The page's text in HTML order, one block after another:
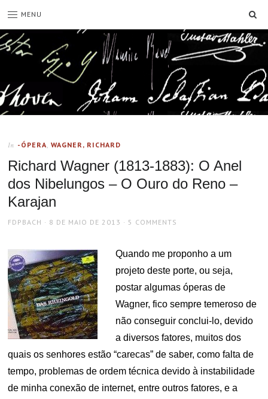
MENU
In -ÓPERA,WAGNER, RICHARD
Richard Wagner (1813-1883): O Anel
dos Nibelungos – O Ouro do Reno –
Karajan
AUTHOR
FDPBACH
POSTED
8 DE MAIO DE 2013 5 COMMENTS
Quando me proponho a um
projeto deste porte, ou seja,
postar algumas óperas de
Wagner, fico sempre temeroso de
não conseguir conclui-lo, devido
a diversos fatores, muitos dos
quais os senhores estão “carecas” de saber, como falta de
tempo, problemas de ordem técnica devido à instabilidade
de minha conexão de internet, entre outros fatores, e a